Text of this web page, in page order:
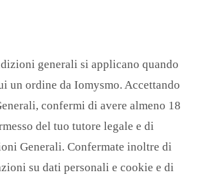
generali si applicano quando
un ordine da Iomysmo. Accettando
confermi di avere almeno 18
del tuo tutore legale e di
Generali. Confermate inoltre di
su dati personali e cookie e di